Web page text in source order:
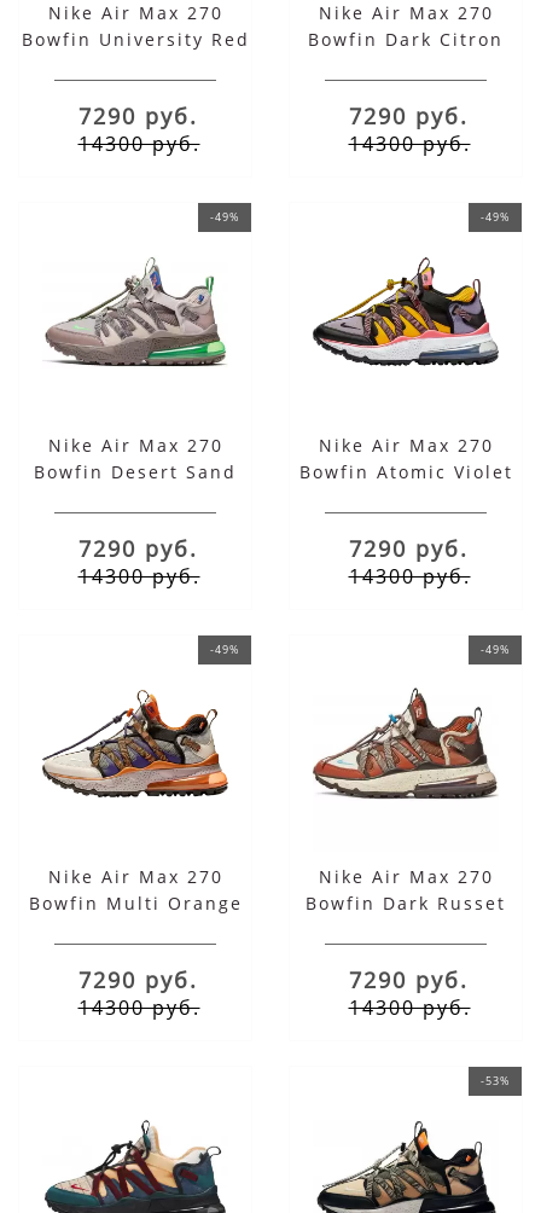
Nike Air Max 270
Bowfin University Red
7290 руб.
14300 руб.
Nike Air Max 270
Bowfin Dark Citron
7290 руб.
14300 руб.
-49%
Nike Air Max 270
Bowfin Desert Sand
7290 руб.
14300 руб.
-49%
Nike Air Max 270
Bowfin Atomic Violet
7290 руб.
14300 руб.
-49%
Nike Air Max 270
Bowfin Multi Orange
7290 руб.
14300 руб.
-49%
Nike Air Max 270
Bowfin Dark Russet
7290 руб.
14300 руб.
-53%